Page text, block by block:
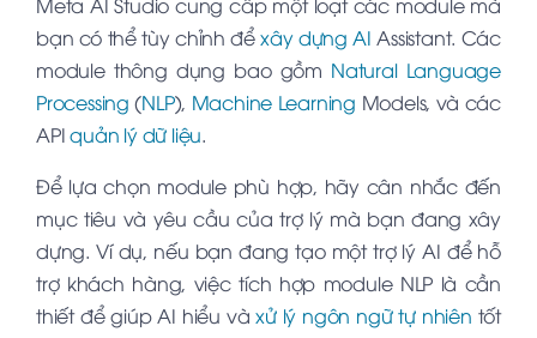
bạn có thể tùy chỉnh đểxây dựng AI Assistant. Các
module thông dụng bao gồm Natural Language
Processing (NLP), Machine Learning Models, và các
APIquản lý dữ liệu.
Để lựa chọn module phù hợp, hãy cân nhắc đến
mục tiêu và yêu cầu của trợ lý mà bạn đang xây
dựng. Ví dụ, nếu bạn đang tạo một trợ lý AI để hỗ
trợ khách hàng, việc tích hợp module NLP là cần
thiết để giúp AI hiểu vàxử lý ngôn ngữ tự nhiên tốt